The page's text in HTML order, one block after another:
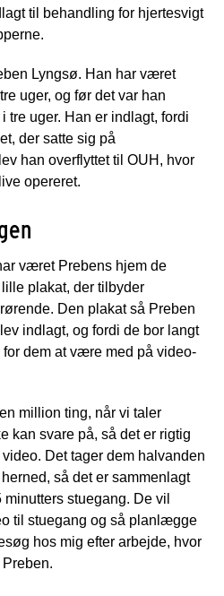
til behandling for hjertesvigt
Lyngsø. Han har været
uger, og før det var han
tre uger. Han er indlagt, fordi
der satte sig på
han overflyttet til OUH, hvor
opereret.
været Prebens hjem de
plakat, der tilbyder
Den plakat så Preben
indlagt, og fordi de bor langt
dem at være med på video-
million ting, når vi taler
kan svare på, så det er rigtig
Det tager dem halvanden
så det er sammenlagt
stuegang. De vil
til stuegang og så planlægge
hos mig efter arbejde, hvor